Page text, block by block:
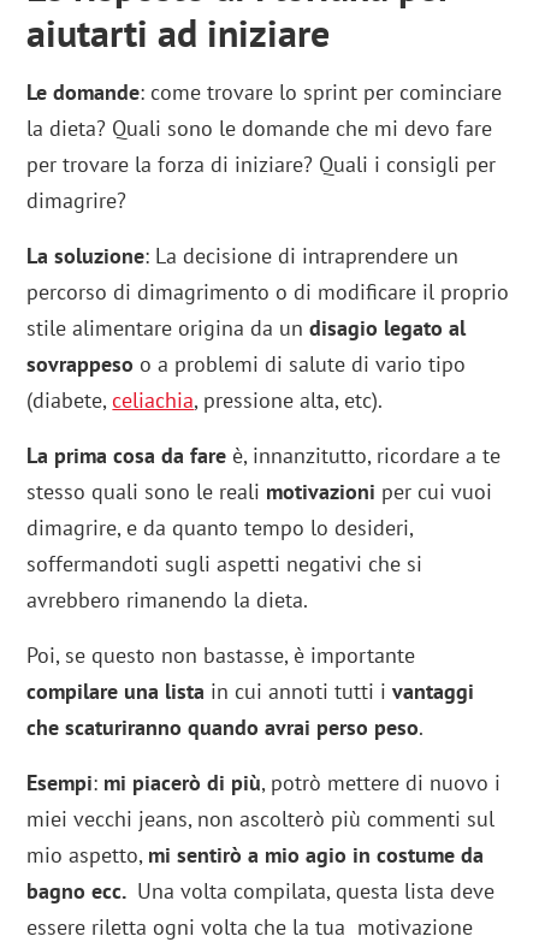
aiutarti ad iniziare
Le domande: come trovare lo sprint per cominciare
la dieta? Quali sono le domande che mi devo fare
per trovare la forza di iniziare? Quali i consigli per
dimagrire?
La soluzione: La decisione di intraprendere un
percorso di dimagrimento o di modificare il proprio
stile alimentare origina da undisagio legato al
sovrappeso o a problemi di salute di vario tipo
(diabete,celiachia, pressione alta, etc).
La prima cosa da fare è, innanzitutto, ricordare a te
stesso quali sono le reali motivazioni per cui vuoi
dimagrire, e da quanto tempo lo desideri,
soffermandoti sugli aspetti negativi che si
avrebbero rimanendo la dieta.
Poi, se questo non bastasse, è importante
compilare una lista in cui annoti tutti ivantaggi
che scaturiranno quando avrai perso peso.
Esempi: mi piacerò di più, potrò mettere di nuovo i
miei vecchi jeans, non ascolterò più commenti sul
mio aspetto, mi sentirò a mio agio in costume da
bagno ecc. Una volta compilata, questa lista deve
essere riletta ogni volta che la tua motivazione